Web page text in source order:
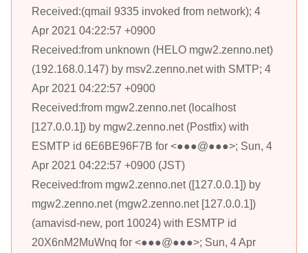
Received:(qmail 9335 invoked from network); 4
Apr 2021 04:22:57 +0900
Received:from unknown (HELO mgw2.zenno.net)
(192.168.0.147) by msv2.zenno.net with SMTP; 4
Apr 2021 04:22:57 +0900
Received:from mgw2.zenno.net (localhost
[127.0.0.1]) by mgw2.zenno.net (Postfix) with
ESMTP id 6E6BE96F7B for <●●●@●●●>; Sun, 4
Apr 2021 04:22:57 +0900 (JST)
Received:from mgw2.zenno.net ([127.0.0.1]) by
mgw2.zenno.net (mgw2.zenno.net [127.0.0.1])
(amavisd-new, port 10024) with ESMTP id
20X6nM2MuWnq for <●●●@●●●>; Sun, 4 Apr